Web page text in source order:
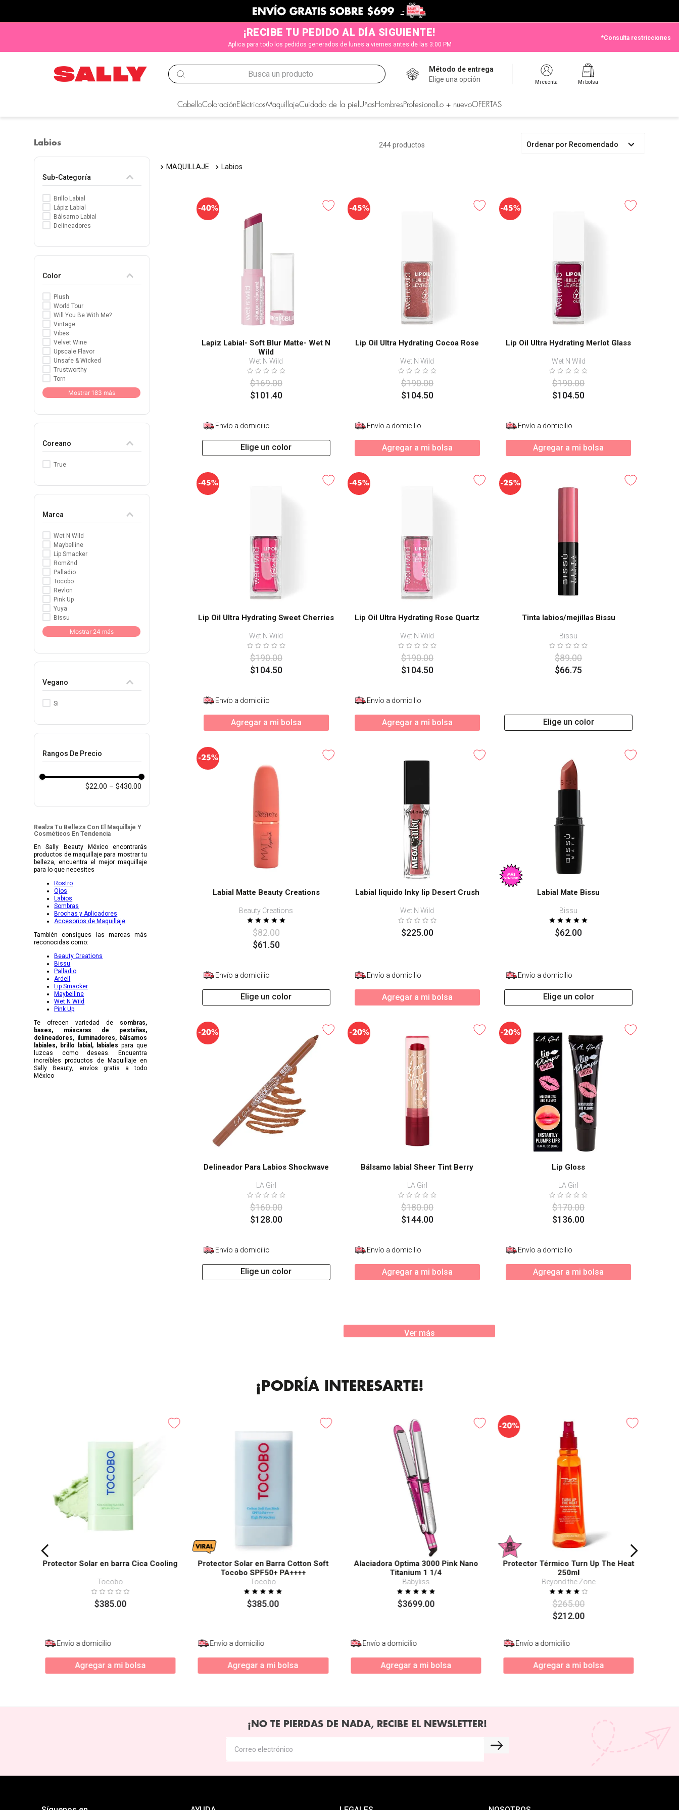
¡RECIBE TU PEDIDO AL DÍA SIGUIENTE!
Aplica para todo los pedidos generados de lunes a viernes antes de las 3:00 PM
*Consulta restricciones
Busca un producto
Método de entrega
Elige una opción
Mi cuenta Mi bolsa
CabelloColoraciónEléctricosMaquillajeCuidado de la piel Uñas Hombres Profesional Lo + nuevoOFERTAS
Labios
Sub-Categoría
Brillo Labial
Lápiz Labial
Bálsamo Labial
Delineadores
Color
Plush
World Tour
Will You Be With Me?
Vintage
Vibes
Velvet Wine
Upscale Flavor
Unsafe & Wicked
Trustworthy
Torn
Mostrar 183 más
Coreano
True
Marca
Wet N Wild
Maybelline
Lip Smacker
Rom&nd
Palladio
Tocobo
Revlon
Pink Up
Yuya
Bissu
Mostrar 24 más
Vegano
Si
Rangos De Precio
$22.00 – $430.00
Realza Tu Belleza Con El Maquillaje Y
Cosméticos En Tendencia
En Sally Beauty México encontrarás
productos de maquillaje para mostrar tu
belleza, encuentra el mejor maquillaje
para lo que necesites
Rostro
Ojos
Labios
Sombras
Brochas y Aplicadores
Accesorios de Maquillaje
También consigues las marcas más
reconocidas como:
Beauty Creations
Bissu
Palladio
Ardell
Lip Smacker
Maybelline
Wet N Wild
Pink Up
Te ofrecen variedad de sombras,
bases, máscaras de pestañas,
delineadores, iluminadores, bálsamos
labiales, brillo labial, labiales para que
luzcas como deseas. Encuentra
increíbles productos de Maquillaje en
Sally Beauty, envíos gratis a todo
México
244productos Ordenar por Recomendado
MAQUILLAJE Labios
-40%
Lapiz Labial- Soft Blur Matte- Wet N
Wild
Wet N Wild
$169.00
$101.40
Envío a domicilio
Elige un color
-45%
Lip Oil Ultra Hydrating Cocoa Rose
Wet N Wild
$190.00
$104.50
Envío a domicilio
Agregar a mi bolsa
-45%
Lip Oil Ultra Hydrating Merlot Glass
Wet N Wild
$190.00
$104.50
Envío a domicilio
Agregar a mi bolsa
-45%
Lip Oil Ultra Hydrating Sweet Cherries
Wet N Wild
$190.00
$104.50
Envío a domicilio
Agregar a mi bolsa
-45%
Lip Oil Ultra Hydrating Rose Quartz
Wet N Wild
$190.00
$104.50
Envío a domicilio
Agregar a mi bolsa
-25%
Tinta labios/mejillas Bissu
Bissu
$89.00
$66.75
Elige un color
-25%
Labial Matte Beauty Creations
Beauty Creations
$82.00
$61.50
Envío a domicilio
Elige un color
Labial liquido Inky lip Desert Crush
Wet N Wild
$225.00
Envío a domicilio
Agregar a mi bolsa
Labial Mate Bissu
Bissu
$62.00
Envío a domicilio
Elige un color
-20%
Delineador Para Labios Shockwave
LA Girl
$160.00
$128.00
Envío a domicilio
Elige un color
-20%
Bálsamo labial Sheer Tint Berry
LA Girl
$180.00
$144.00
Envío a domicilio
Agregar a mi bolsa
-20%
Lip Gloss
LA Girl
$170.00
$136.00
Envío a domicilio
Agregar a mi bolsa
Ver más
¡PODRÍA INTERESARTE!
Protector Solar en barra Cica Cooling
Tocobo
$385.00
Envío a domicilio
Agregar a mi bolsa
Protector Solar en Barra Cotton Soft
Tocobo SPF50+ PA++++
Tocobo
$385.00
Envío a domicilio
Agregar a mi bolsa
Alaciadora Optima 3000 Pink Nano
Titanium 1 1/4
Babyliss
$3699.00
Envío a domicilio
Agregar a mi bolsa
-20%
Protector Térmico Turn Up The Heat
250ml
Beyond the Zone
$265.00
$212.00
Envío a domicilio
Agregar a mi bolsa
¡NO TE PIERDAS DE NADA, RECIBE EL NEWSLETTER!
TÉRMINOS MÁS BUSCADOS
ion
manic panic
protectores termicos